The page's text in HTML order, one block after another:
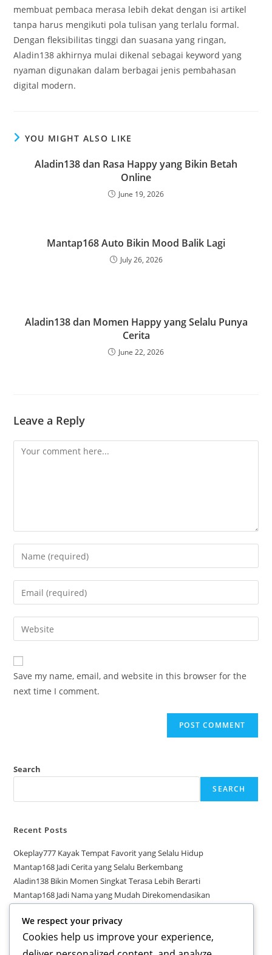
membuat pembaca merasa lebih dekat dengan isi artikel
tanpa harus mengikuti pola tulisan yang terlalu formal.
Dengan fleksibilitas tinggi dan suasana yang ringan,
Aladin138 akhirnya mulai dikenal sebagai keyword yang
nyaman digunakan dalam berbagai jenis pembahasan
digital modern.
YOU MIGHT ALSO LIKE
Aladin138 dan Rasa Happy yang Bikin Betah
Online
June 19, 2026
Mantap168 Auto Bikin Mood Balik Lagi
July 26, 2026
Aladin138 dan Momen Happy yang Selalu Punya
Cerita
June 22, 2026
Leave a Reply
Comment
Enter
your
name
comment
Enter
your
email
address
comment
Enter
your
website
URL
(optional)
Save my name, email, and website in this browser for the
next time I comment.
Search
SEARCH
Recent Posts
Okeplay777 Kayak Tempat Favorit yang Selalu Hidup
Mantap168 Jadi Cerita yang Selalu Berkembang
Aladin138 Bikin Momen Singkat Terasa Lebih Berarti
Mantap168 Jadi Nama yang Mudah Direkomendasikan
Recent Comments
We respect your privacy
Cookies help us improve your experience,